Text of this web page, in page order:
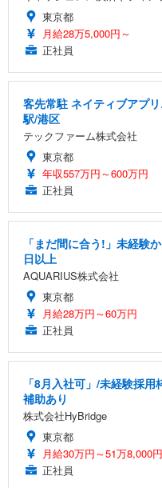
東京都
月給28万5,000円～
正社員
客先常駐 ネイティブアプ
駅/港区
テックファーム株式会社
東京都
年収557万円～600万円
正社員
「まだ間に合う!」未経験
日以上
AQUARIUS株式会社
東京都
月給28万円～60万円
正社員
「8月入社可」/未経験採
補助あり
株式会社HyBridge
東京都
月給30万円～51万8,000円
正社員